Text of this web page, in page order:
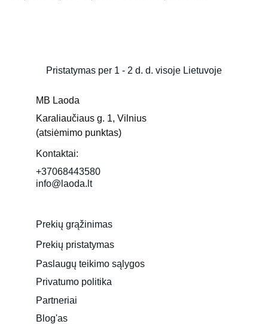
MB Laoda
Karaliaučiaus g. 1, Vilnius
(atsiėmimo punktas)
Kontaktai:
+37068443580
info@laoda.lt
Paslaugų teikimo sąlygos
Prekių grąžinimas
Prekių pristatymas
Privatumo politika
Pristatymas per 1 - 2 d. d. visoje Lietuvoje
Partneriai
Blog'as